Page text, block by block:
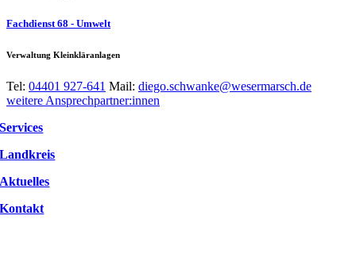
Fachdienst 68 - Umwelt
Verwaltung Kleinkläranlagen
Tel: 04401 927-641 Mail: diego.schwanke@wesermarsch.de
weitere Ansprechpartner:innen
Services
Landkreis
Aktuelles
Kontakt